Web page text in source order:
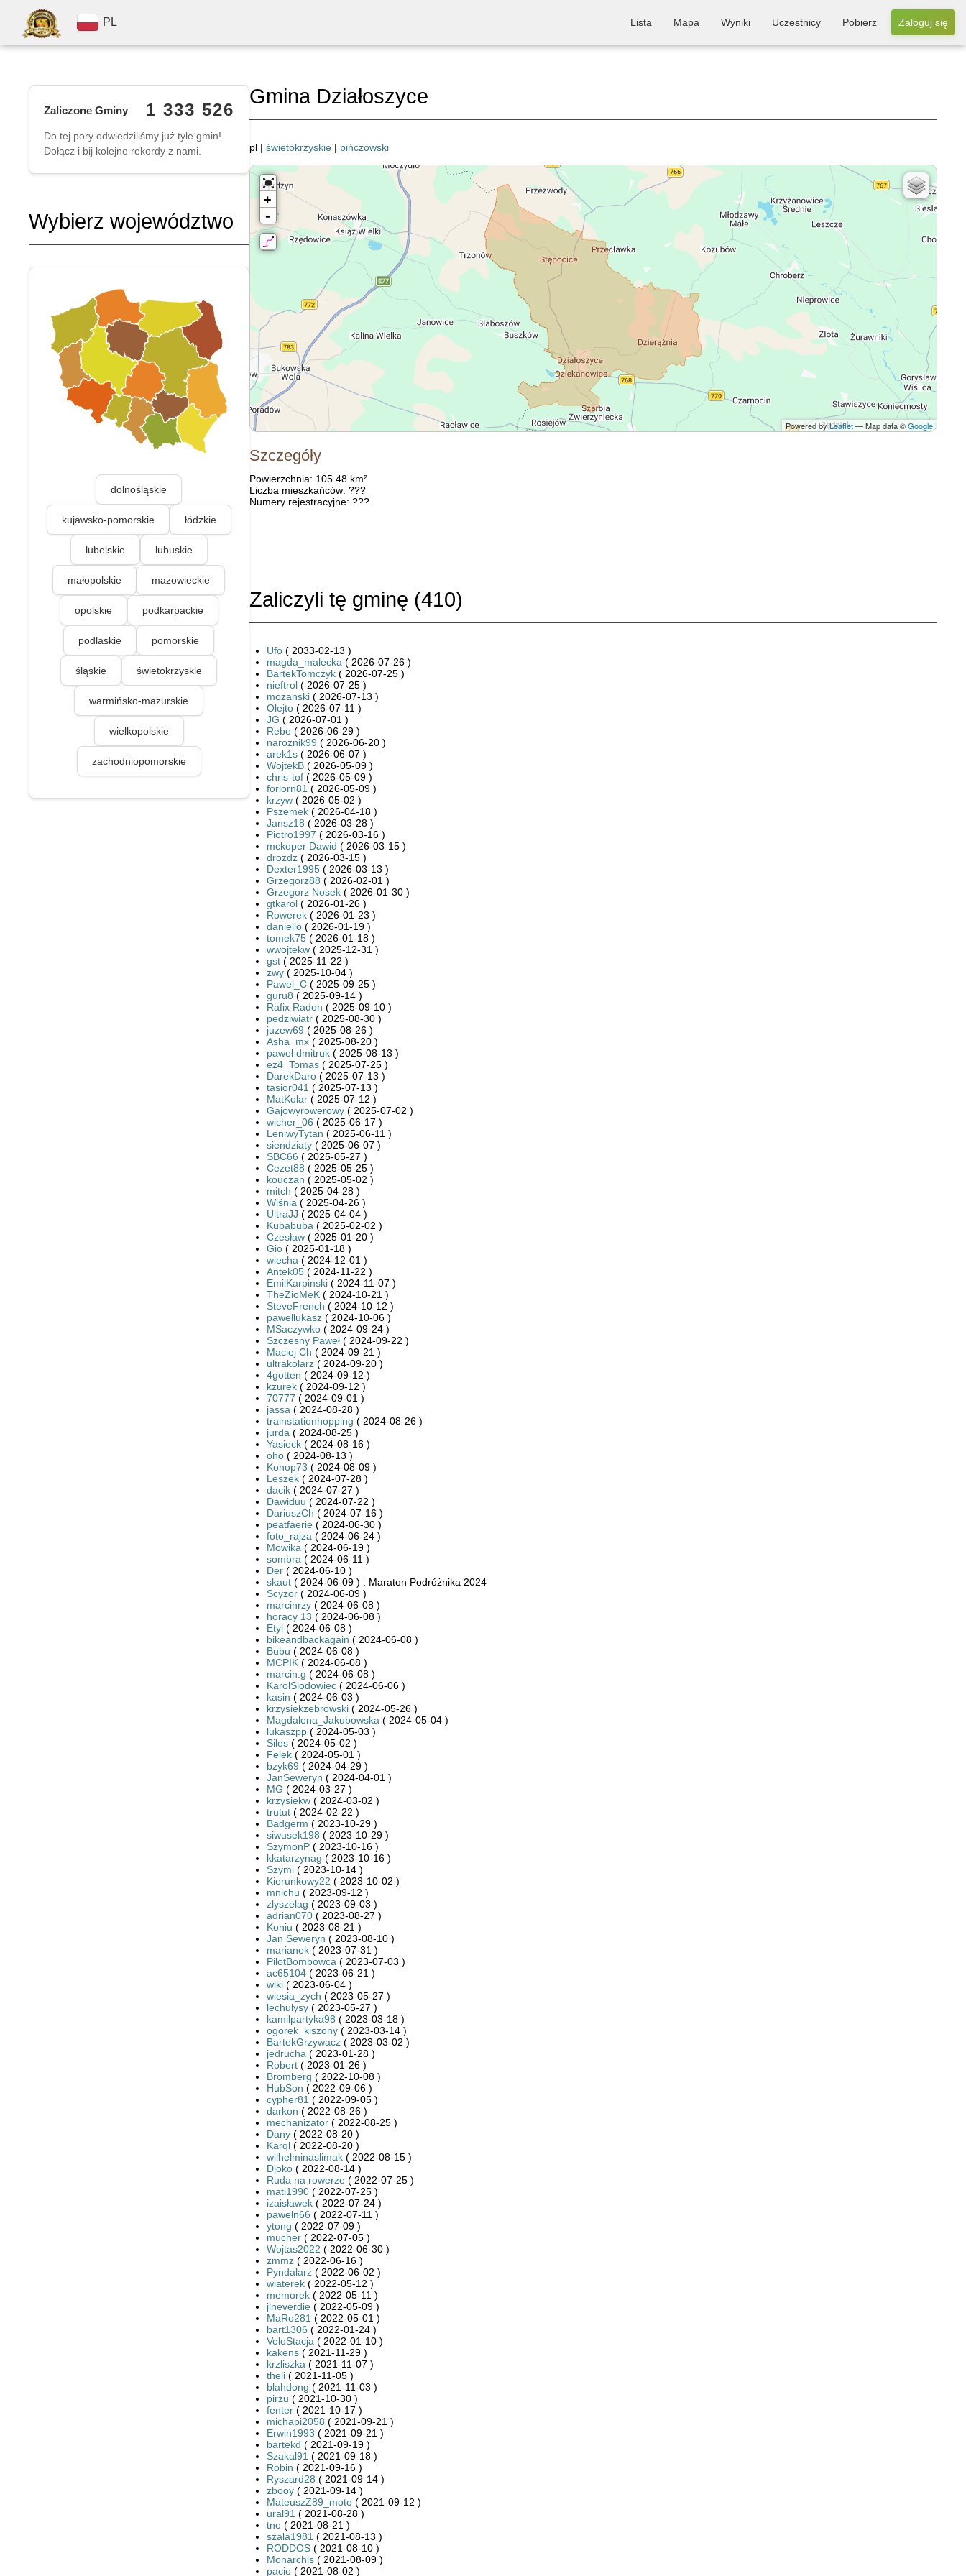
PL Lista Mapa Wyniki Uczestnicy Pobierz Zaloguj się
Zaliczone Gminy 1 333 526
Do tej pory odwiedziliśmy już tyle gmin!
Dołącz i bij kolejne rekordy z nami.
Wybierz województwo
dolnośląskie
kujawsko-pomorskie łódzkie
lubelskie lubuskie
małopolskie mazowieckie
opolskie podkarpackie
podlaskie pomorskie
śląskie świetokrzyskie
warmińsko-mazurskie
wielkopolskie
zachodniopomorskie
Gmina Działoszyce
pl | świetokrzyskie| pińczowski
+
-
Powered byLeaflet— Map data ©Google
Szczegóły
Powierzchnia: 105.48 km²
Liczba mieszkańców: ???
Numery rejestracyjne: ???
Zaliczyli tę gminę (410)
Ufo( 2033-02-13 )
magda_malecka ( 2026-07-26 )
BartekTomczyk( 2026-07-25 )
nieftrol( 2026-07-25 )
mozanski( 2026-07-13 )
Olejto( 2026-07-11 )
JG ( 2026-07-01 )
Rebe( 2026-06-29 )
naroznik99 ( 2026-06-20 )
arek1s( 2026-06-07 )
WojtekB( 2026-05-09 )
chris-tof( 2026-05-09 )
forlorn81 ( 2026-05-09 )
krzyw( 2026-05-02 )
Pszemek( 2026-04-18 )
Jansz18 ( 2026-03-28 )
Piotro1997 ( 2026-03-16 )
mckoper Dawid ( 2026-03-15 )
drozdz( 2026-03-15 )
Dexter1995( 2026-03-13 )
Grzegorz88 ( 2026-02-01 )
Grzegorz Nosek( 2026-01-30 )
gtkarol( 2026-01-26 )
Rowerek( 2026-01-23 )
daniello( 2026-01-19 )
tomek75( 2026-01-18 )
wwojtekw( 2025-12-31 )
gst( 2025-11-22 )
zwy( 2025-10-04 )
Pawel_C( 2025-09-25 )
guru8 ( 2025-09-14 )
Rafix Radon ( 2025-09-10 )
pedziwiatr( 2025-08-30 )
juzew69 ( 2025-08-26 )
Asha_mx( 2025-08-20 )
paweł dmitruk( 2025-08-13 )
ez4_Tomas( 2025-07-25 )
DarekDaro( 2025-07-13 )
tasior041 ( 2025-07-13 )
MatKolar( 2025-07-12 )
Gajowyrowerowy( 2025-07-02 )
wicher_06 ( 2025-06-17 )
LeniwyTytan ( 2025-06-11 )
siendziaty( 2025-06-07 )
SBC66 ( 2025-05-27 )
Cezet88 ( 2025-05-25 )
kouczan ( 2025-05-02 )
mitch ( 2025-04-28 )
Wiśnia ( 2025-04-26 )
UltraJJ ( 2025-04-04 )
Kubabuba ( 2025-02-02 )
Czesław( 2025-01-20 )
Gio( 2025-01-18 )
wiecha ( 2024-12-01 )
Antek05( 2024-11-22 )
EmilKarpinski( 2024-11-07 )
TheZioMeK( 2024-10-21 )
SteveFrench ( 2024-10-12 )
pawellukasz( 2024-10-06 )
MSaczywko( 2024-09-24 )
Szczesny Paweł ( 2024-09-22 )
Maciej Ch ( 2024-09-21 )
ultrakolarz( 2024-09-20 )
4gotten ( 2024-09-12 )
kzurek( 2024-09-12 )
70777 ( 2024-09-01 )
jassa ( 2024-08-28 )
trainstationhopping ( 2024-08-26 )
jurda ( 2024-08-25 )
Yasieck( 2024-08-16 )
oho( 2024-08-13 )
Konop73 ( 2024-08-09 )
Leszek( 2024-07-28 )
dacik( 2024-07-27 )
Dawiduu ( 2024-07-22 )
DariuszCh ( 2024-07-16 )
peatfaerie( 2024-06-30 )
foto_rajza ( 2024-06-24 )
Mowika ( 2024-06-19 )
sombra ( 2024-06-11 )
Der( 2024-06-10 )
skaut( 2024-06-09 ) : Maraton Podróżnika 2024
Scyzor( 2024-06-09 )
marcinrzy( 2024-06-08 )
horacy 13 ( 2024-06-08 )
Etyl( 2024-06-08 )
bikeandbackagain ( 2024-06-08 )
Bubu ( 2024-06-08 )
MCPIK( 2024-06-08 )
marcin.g ( 2024-06-08 )
KarolSlodowiec( 2024-06-06 )
kasin ( 2024-06-03 )
krzysiekzebrowski( 2024-05-26 )
Magdalena_Jakubowska ( 2024-05-04 )
lukaszpp( 2024-05-03 )
Siles( 2024-05-02 )
Felek( 2024-05-01 )
bzyk69 ( 2024-04-29 )
JanSeweryn ( 2024-04-01 )
MG ( 2024-03-27 )
krzysiekw( 2024-03-02 )
trutut( 2024-02-22 )
Badgerm ( 2023-10-29 )
siwusek198 ( 2023-10-29 )
SzymonP( 2023-10-16 )
kkatarzynag ( 2023-10-16 )
Szymi( 2023-10-14 )
Kierunkowy22 ( 2023-10-02 )
mnichu ( 2023-09-12 )
zlyszelag ( 2023-09-03 )
adrian070( 2023-08-27 )
Koniu ( 2023-08-21 )
Jan Seweryn ( 2023-08-10 )
marianek( 2023-07-31 )
PilotBombowca ( 2023-07-03 )
ac65104( 2023-06-21 )
wiki( 2023-06-04 )
wiesia_zych ( 2023-05-27 )
lechulysy( 2023-05-27 )
kamilpartyka98 ( 2023-03-18 )
ogorek_kiszony( 2023-03-14 )
BartekGrzywacz( 2023-03-02 )
jedrucha ( 2023-01-28 )
Robert( 2023-01-26 )
Bromberg ( 2022-10-08 )
HubSon ( 2022-09-06 )
cypher81 ( 2022-09-05 )
darkon ( 2022-08-26 )
mechanizator( 2022-08-25 )
Dany( 2022-08-20 )
Karql( 2022-08-20 )
wilhelminaslimak( 2022-08-15 )
Djoko( 2022-08-14 )
Ruda na rowerze( 2022-07-25 )
mati1990( 2022-07-25 )
izaisławek( 2022-07-24 )
paweln66 ( 2022-07-11 )
ytong ( 2022-07-09 )
mucher( 2022-07-05 )
Wojtas2022 ( 2022-06-30 )
zmmz( 2022-06-16 )
Pyndalarz( 2022-06-02 )
wiaterek( 2022-05-12 )
memorek( 2022-05-11 )
jlneverdie( 2022-05-09 )
MaRo281 ( 2022-05-01 )
bart1306 ( 2022-01-24 )
VeloStacja ( 2022-01-10 )
kakens( 2021-11-29 )
krzliszka ( 2021-11-07 )
theli( 2021-11-05 )
blahdong ( 2021-11-03 )
pirzu ( 2021-10-30 )
fenter( 2021-10-17 )
michapi2058 ( 2021-09-21 )
Erwin1993 ( 2021-09-21 )
bartekd ( 2021-09-19 )
Szakal91 ( 2021-09-18 )
Robin ( 2021-09-16 )
Ryszard28 ( 2021-09-14 )
zbooy( 2021-09-14 )
MateuszZ89_moto( 2021-09-12 )
ural91 ( 2021-08-28 )
tno( 2021-08-21 )
szala1981 ( 2021-08-13 )
RODDOS( 2021-08-10 )
Monarchis( 2021-08-09 )
pacio( 2021-08-02 )